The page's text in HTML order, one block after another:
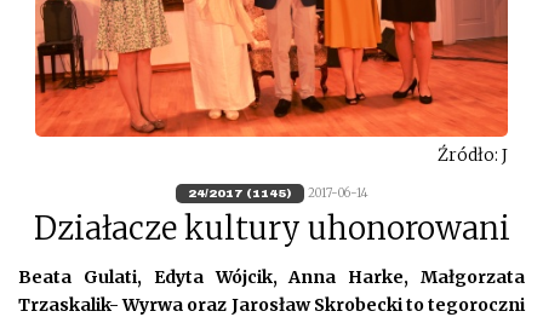
Źródło: J
24/2017 (1145) 2017-06-14
Działacze kultury uhonorowani
Beata Gulati, Edyta Wójcik, Anna Harke, Małgorzata
Trzaskalik- Wyrwa oraz Jarosław Skrobecki to tegoroczni